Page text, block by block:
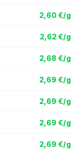
2,60 €/g
2,62 €/g
2,68 €/g
2,69 €/g
2,69 €/g
2,69 €/g
2,69 €/g